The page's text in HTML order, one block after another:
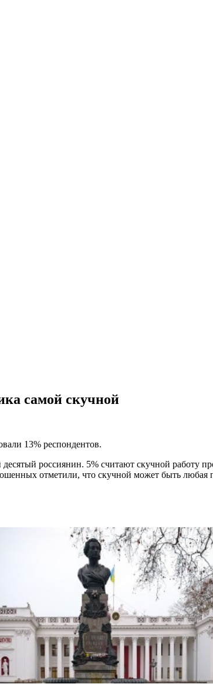
самой скучной
13% респондентов.
россиянин. 5% считают скучной
отметили, что скучной может быть